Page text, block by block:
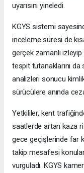
uyarısını yineledi.
KGYS sistemi
inceleme süresi de
gerçek zamanlı izleyip
tespit tutanaklarını
analizleri sonucu
sürücülere anında
Yetkililer, kent
saatlerde artan kaza
gece geçişlerinde far
takip mesafesi
vurguladı. KGYS